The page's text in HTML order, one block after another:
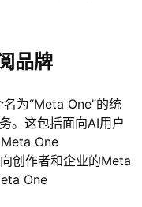
品牌
为“Meta One”的统
。这包括面向AI用户
One
创作者和企业的Meta
One